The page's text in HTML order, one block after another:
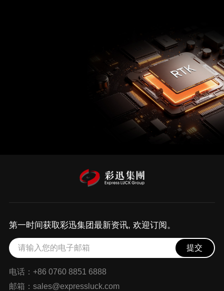
第一时间获取彩迅集团最新资讯, 欢迎订阅。
提交
电话：+86 0760 8851 6888
邮箱：sales@expressluck.com